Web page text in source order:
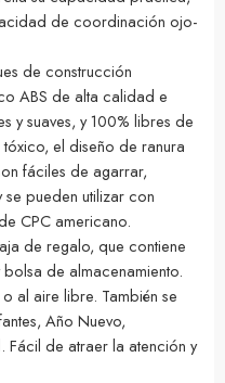
de coordinación ojo-
de construcción
ABS de alta calidad e
y suaves, y 100% libres de
el diseño de ranura
fáciles de agarrar,
se pueden utilizar con
CPC americano.
de regalo, que contiene
de almacenamiento.
al aire libre. También se
Año Nuevo,
de atraer la atención y